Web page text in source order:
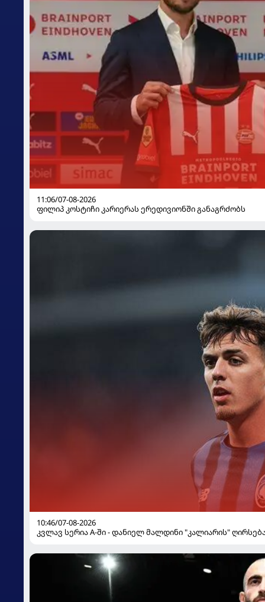
11:06/07-08-2026
ფილიპ კოსტიჩი კარიერას ერედივიონში განაგრძობს
10:46/07-08-2026
კვლავ სერია A-ში - დანიელ მალდინი "კალიარის"